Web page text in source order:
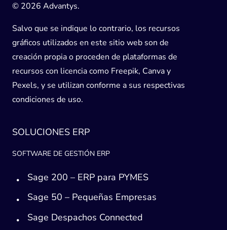
© 2026 Advantys.
Salvo que se indique lo contrario, los recursos
gráficos utilizados en este sitio web son de
creación propia o proceden de plataformas de
recursos con licencia como Freepik, Canva y
Pexels, y se utilizan conforme a sus respectivas
condiciones de uso.
SOLUCIONES ERP
SOFTWARE DE GESTIÓN ERP
Sage 200 – ERP para PYMES
Sage 50 – Pequeñas Empresas
Sage Despachos Connected